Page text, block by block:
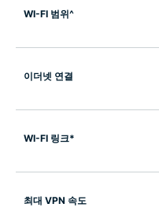
WI-FI 범위^
이더넷 연결
WI-FI 링크*
최대 VPN 속도